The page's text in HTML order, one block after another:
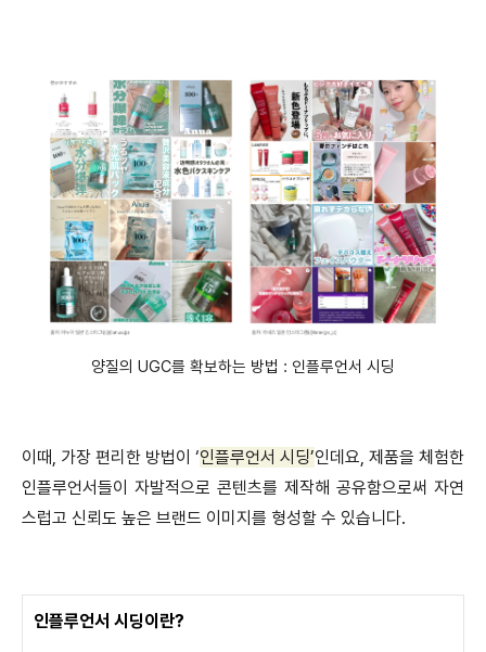
양질의 UGC를 확보하는 방법 : 인플루언서 시딩
이때, 가장 편리한 방법이 ‘인플루언서 시딩’인데요, 제품을 체험한
인플루언서들이 자발적으로 콘텐츠를 제작해 공유함으로써 자연
스럽고 신뢰도 높은 브랜드 이미지를 형성할 수 있습니다.
인플루언서 시딩이란?